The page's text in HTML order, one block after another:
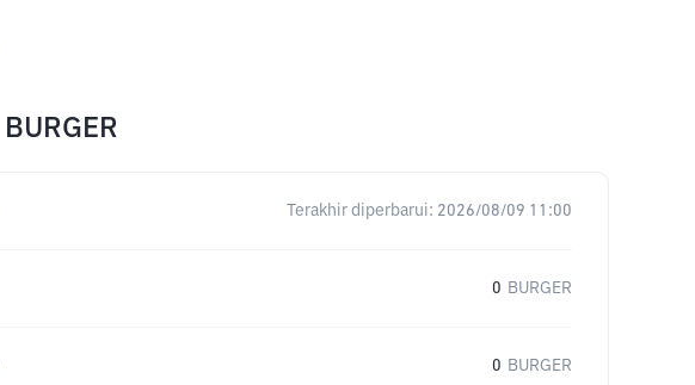
BURGER
Terakhir diperbarui: 2026/08/09 11:00
0 BURGER
0 BURGER